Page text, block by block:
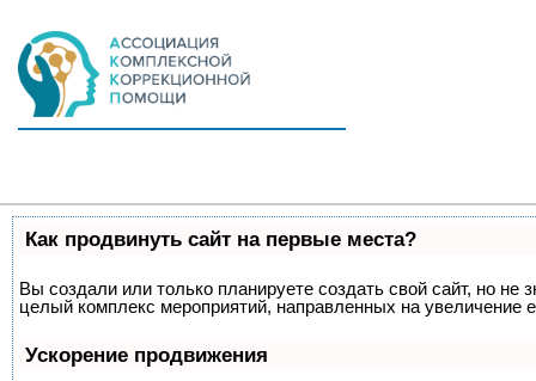
Как продвинуть сайт на первые места?
Вы создали или только планируете создать свой сайт, но не
целый комплекс мероприятий, направленных на увеличение
Ускорение продвижения